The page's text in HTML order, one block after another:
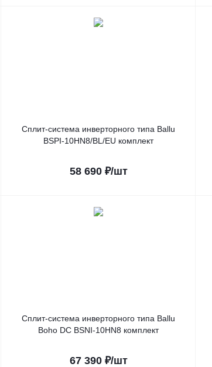
Сплит-система инверторного типа Ballu
BSPI-10HN8/BL/EU комплект
58 690₽/шт
Сплит-система инверторного типа Ballu
Boho DC BSNI-10HN8 комплект
67 390₽/шт